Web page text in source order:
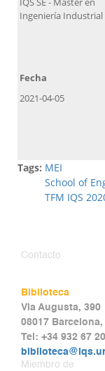
Ingeniería Industrial
Fecha
2021-04-05
Tags: MEI
School of
TFM IQS
Contacto
Biblioteca
Via Augusta, 390
08017 Barcelona,
Tel: +34 932 67
Miembro de